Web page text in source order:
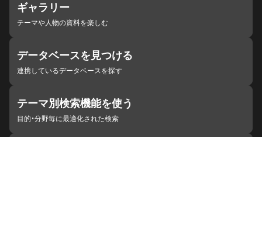
ギャラリー
テーマや人物の資料を楽しむ
データベースを見つける
連携しているデータベースを探す
テーマ別検索機能を使う
目的・分野毎に最適化された検索